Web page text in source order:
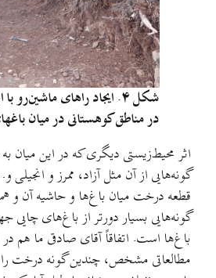
شکل ۴. ایجاد راهای ماشین‌رو
در مناطق کوهستانی در میان
اثر محیط‌زیستی دیگری که در این میان
گونه‌هایی از آن مثل آزاد، ممرز و
قطعه درخت میان باغ‌ها و حاشیه آن و
گونه‌هایی بسیار دورتر از باغ‌های
باغ‌ها است. اتفاقاً آقای صادقی ما هم در
مطالعاتی مشخص، چندین گونه درخت